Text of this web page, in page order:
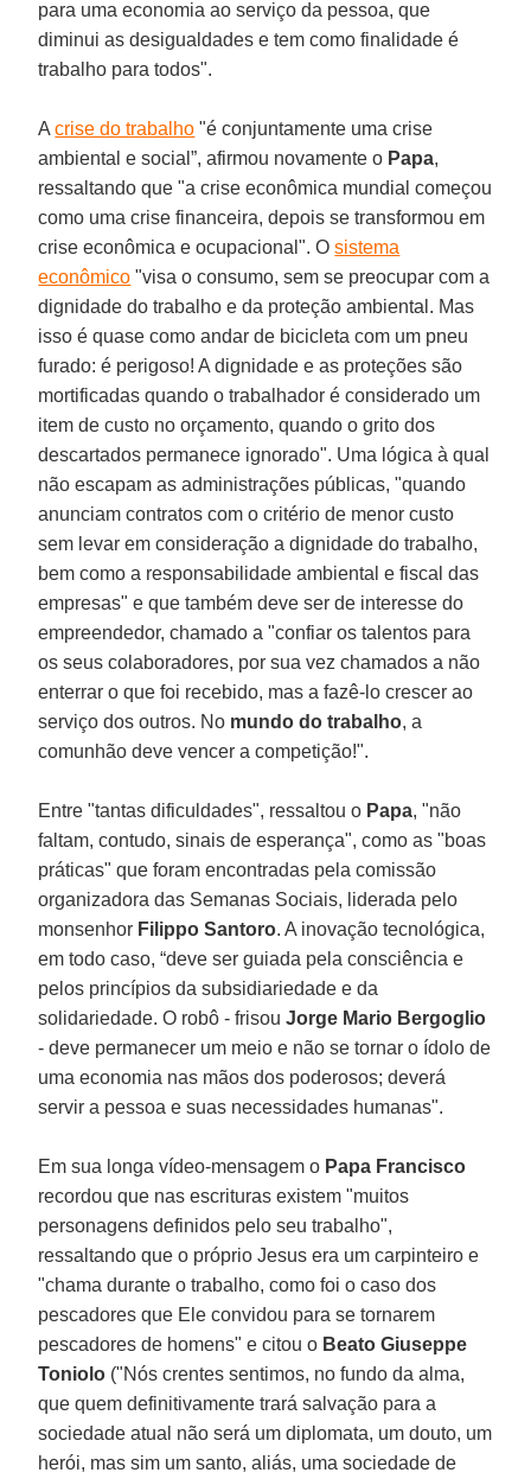
para uma economia ao serviço da pessoa, que
diminui as desigualdades e tem como finalidade é
trabalho para todos".
Acrise do trabalho "é conjuntamente uma crise
ambiental e social”, afirmou novamente o Papa,
ressaltando que "a crise econômica mundial começou
como uma crise financeira, depois se transformou em
crise econômica e ocupacional". Osistema
econômico "visa o consumo, sem se preocupar com a
dignidade do trabalho e da proteção ambiental. Mas
isso é quase como andar de bicicleta com um pneu
furado: é perigoso! A dignidade e as proteções são
mortificadas quando o trabalhador é considerado um
item de custo no orçamento, quando o grito dos
descartados permanece ignorado". Uma lógica à qual
não escapam as administrações públicas, "quando
anunciam contratos com o critério de menor custo
sem levar em consideração a dignidade do trabalho,
bem como a responsabilidade ambiental e fiscal das
empresas" e que também deve ser de interesse do
empreendedor, chamado a "confiar os talentos para
os seus colaboradores, por sua vez chamados a não
enterrar o que foi recebido, mas a fazê-lo crescer ao
serviço dos outros. No mundo do trabalho, a
comunhão deve vencer a competição!".
Entre "tantas dificuldades", ressaltou o Papa, "não
faltam, contudo, sinais de esperança", como as "boas
práticas" que foram encontradas pela comissão
organizadora das Semanas Sociais, liderada pelo
monsenhor Filippo Santoro. A inovação tecnológica,
em todo caso, “deve ser guiada pela consciência e
pelos princípios da subsidiariedade e da
solidariedade. O robô - frisouJorge Mario Bergoglio
- deve permanecer um meio e não se tornar o ídolo de
uma economia nas mãos dos poderosos; deverá
servir a pessoa e suas necessidades humanas".
Em sua longa vídeo-mensagem o Papa Francisco
recordou que nas escrituras existem "muitos
personagens definidos pelo seu trabalho",
ressaltando que o próprio Jesus era um carpinteiro e
"chama durante o trabalho, como foi o caso dos
pescadores que Ele convidou para se tornarem
pescadores de homens" e citou o Beato Giuseppe
Toniolo ("Nós crentes sentimos, no fundo da alma,
que quem definitivamente trará salvação para a
sociedade atual não será um diplomata, um douto, um
herói, mas sim um santo, aliás, uma sociedade de